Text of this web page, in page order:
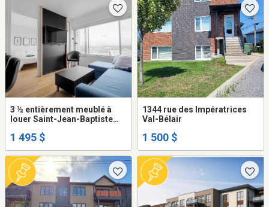
3 ½ entièrement meublé à
louer Saint-Jean-Baptiste
1 495 $
1344 rue des Impératrices
Val-Bélair
1 500 $